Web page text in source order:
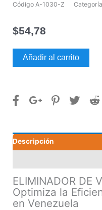
Código A-1030-Z Categoría
$54,78
ELIMINADOR
DE
5/8”
Añadir al carrito
Descripción
ELIMINADOR DE
Optimiza la
en Venezuela